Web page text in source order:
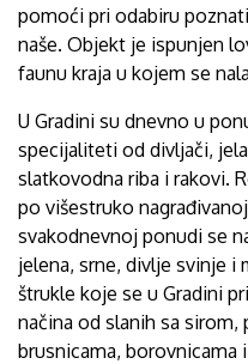
pomoći pri odabiru
naše. Objekt je ispunjen
faunu kraja u kojem se
U Gradini su dnevno u
specijaliteti od divljači, jela
slatkovodna riba i rakovi.
po višestruko
svakodnevnoj ponudi se
jelena, srne, divlje svinje i
štrukle koje se u Gradini
načina od slanih sa
brusnicama, borovnicama